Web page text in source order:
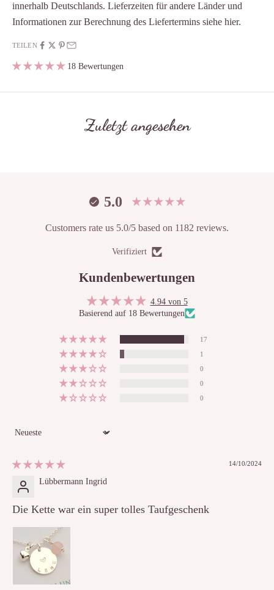
innerhalb Deutschlands. Lieferzeiten für andere Länder und
Informationen zur Berechnung des Liefertermins siehe hier.
TEILEN
18 Bewertungen
Zuletzt angesehen
5.0
Customers rate us 5.0/5 based on 1182 reviews.
Verifiziert
Kundenbewertungen
4.94 von 5
Basierend auf 18 Bewertungen
17
1
0
0
0
Sort by
14/10/2024
Lübbermann Ingrid
Die Kette war ein super tolles Taufgeschenk